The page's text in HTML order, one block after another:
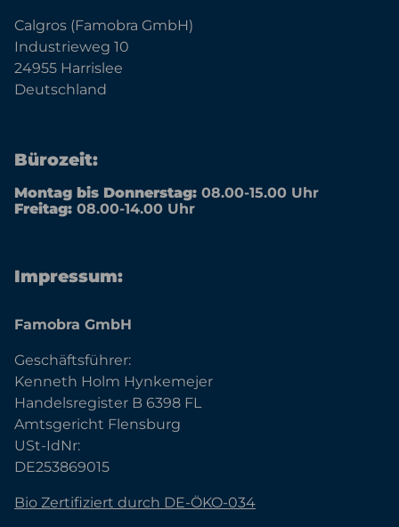
Calgros (Famobra GmbH)
Industrieweg 10
24955 Harrislee
Deutschland
Bürozeit:
Montag bis Donnerstag: 08.00-15.00 Uhr
Freitag: 08.00-14.00 Uhr
Impressum:
Famobra GmbH
Geschäftsführer:
Kenneth Holm Hynkemejer
Handelsregister B 6398 FL
Amtsgericht Flensburg
USt-IdNr:
DE253869015
Bio Zertifiziert durch DE-ÖKO-034